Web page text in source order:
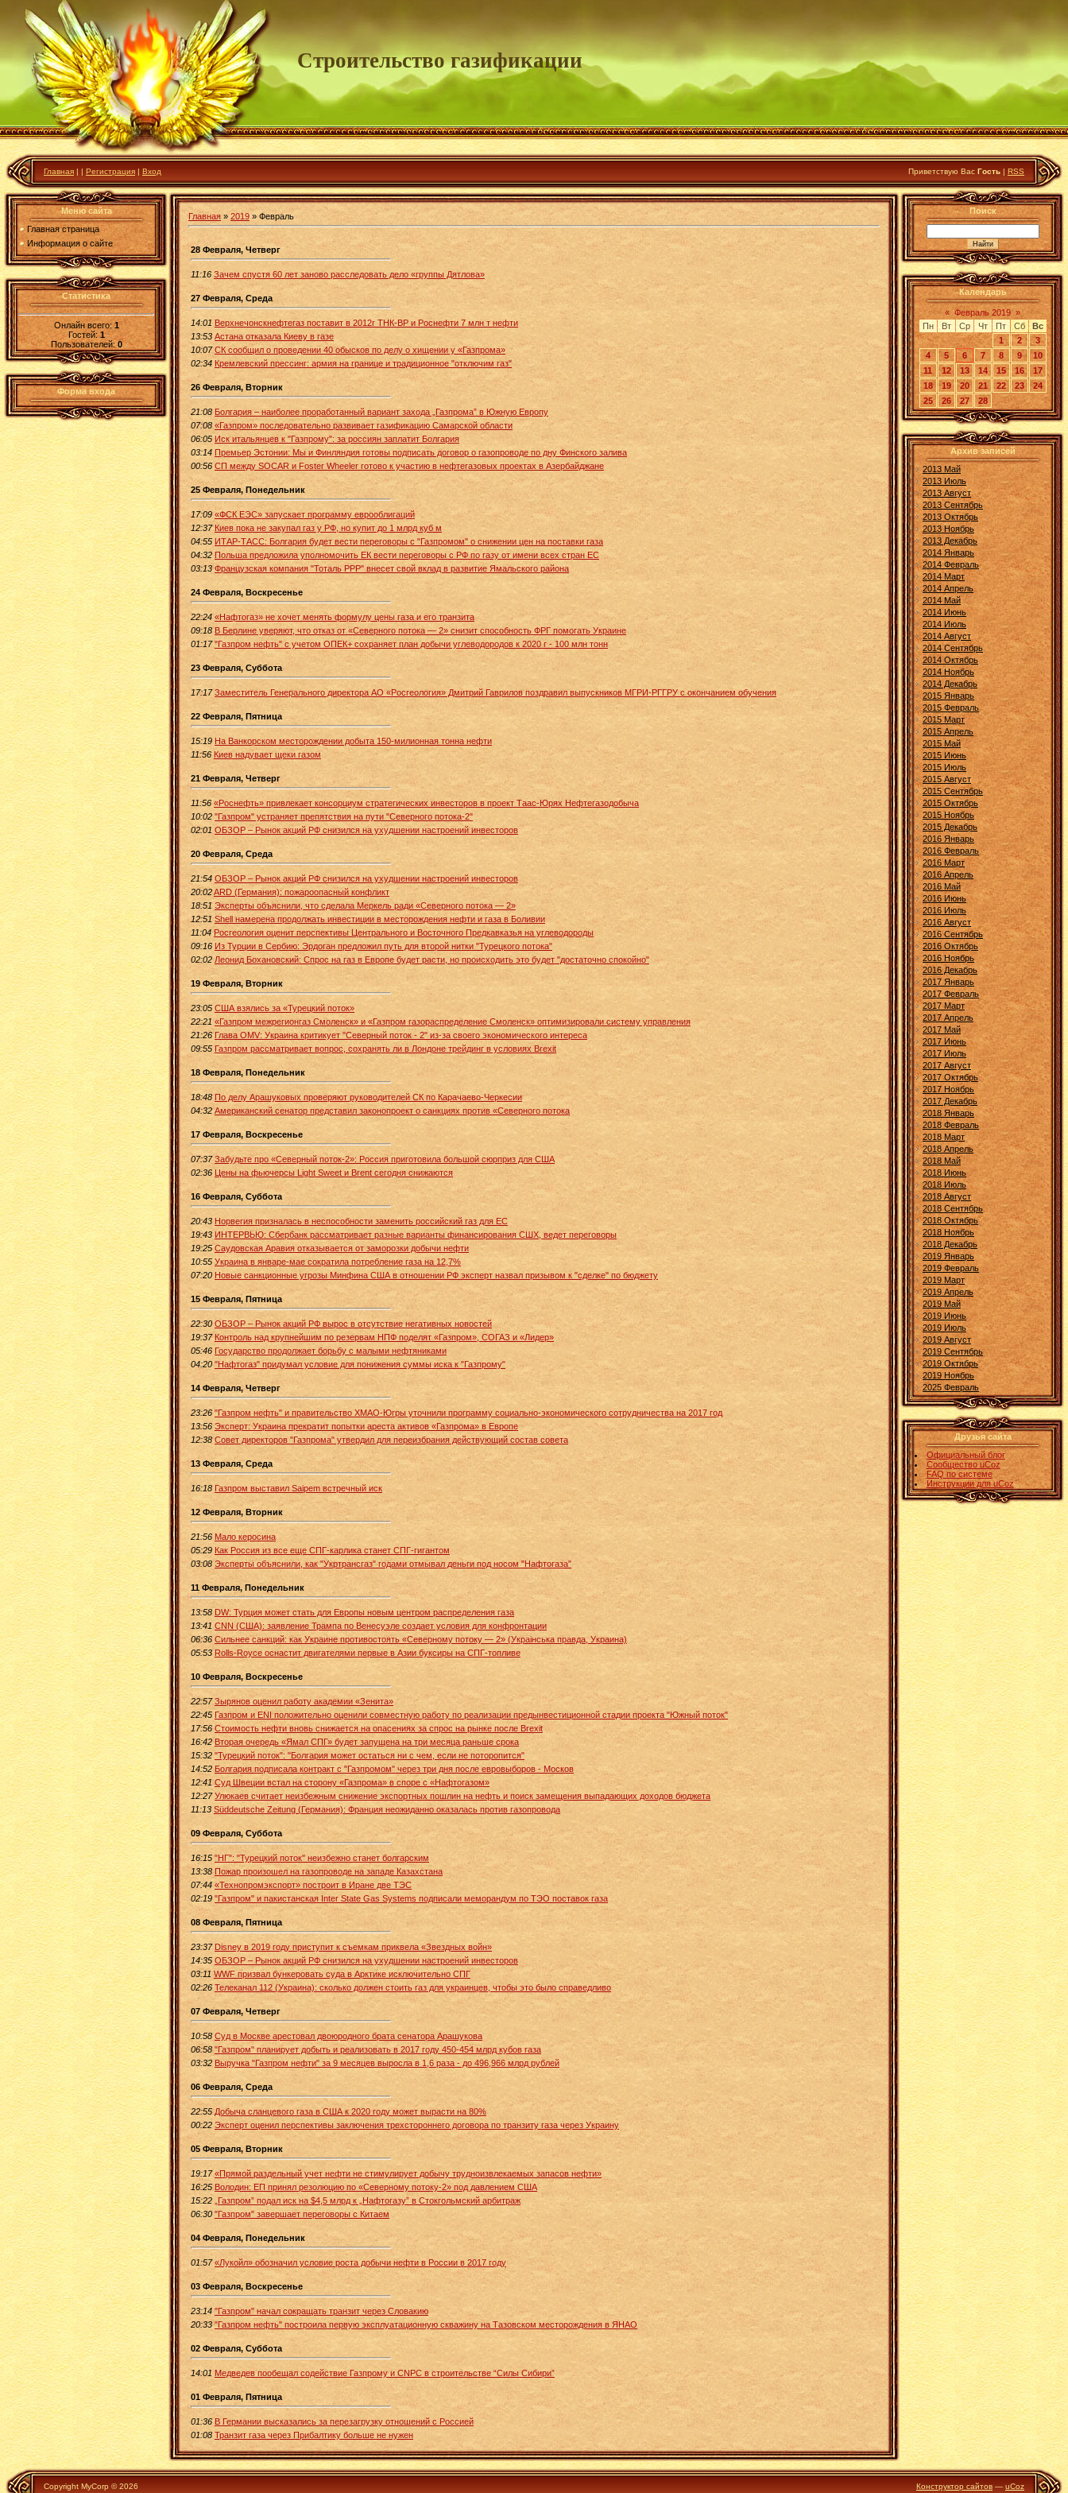
Строительство газификации
Главная | | Регистрация | Вход Приветствую Вас Гость | RSS
Меню сайта
Главная страница
Информация о сайте
Статистика
Онлайн всего:1
Гостей:1
Пользователей: 0
Форма входа
Главная » 2019 » Февраль
28 Февраля, Четверг
11:16 Зачем спустя 60 лет заново расследовать дело «группы Дятлова»
27 Февраля, Среда
14:01 Верхнечонскнефтегаз поставит в 2012г ТНК-ВР и Роснефти 7 млн т нефти
13:53 Астана отказала Киеву в газе
10:07 СК сообщил о проведении 40 обысков по делу о хищении у «Газпрома»
02:34 Кремлевский прессинг: армия на границе и традиционное "отключим газ"
26 Февраля, Вторник
21:08 Болгария – наиболее проработанный вариант захода „Газпрома” в Южную Европу
07:08 «Газпром» последовательно развивает газификацию Самарской области
06:05 Иск итальянцев к "Газпрому": за россиян заплатит Болгария
03:14 Премьер Эстонии: Мы и Финляндия готовы подписать договор о газопроводе по дну Финского залива
00:56 СП между SOCAR и Foster Wheeler готово к участию в нефтегазовых проектах в Азербайджане
25 Февраля, Понедельник
17:09 «ФСК ЕЭС» запускает программу еврооблигаций
12:37 Киев пока не закупал газ у РФ, но купит до 1 млрд куб м
04:55 ИТАР-ТАСС: Болгария будет вести переговоры с "Газпромом" о снижении цен на поставки газа
04:32 Польша предложила уполномочить ЕК вести переговоры с РФ по газу от имени всех стран ЕС
03:13 Французская компания "Тоталь РРР" внесет свой вклад в развитие Ямальского района
24 Февраля, Воскресенье
22:24 «Нафтогаз» не хочет менять формулу цены газа и его транзита
09:18 В Берлине уверяют, что отказ от «Северного потока — 2» снизит способность ФРГ помогать Украине
01:17 "Газпром нефть" с учетом ОПЕК+ сохраняет план добычи углеводородов к 2020 г - 100 млн тонн
23 Февраля, Суббота
17:17 Заместитель Генерального директора АО «Росгеология» Дмитрий Гаврилов поздравил выпускников МГРИ-РГГРУ с окончанием обучения
22 Февраля, Пятница
15:19 На Ванкорском месторождении добыта 150-милионная тонна нефти
11:56 Киев надувает щеки газом
21 Февраля, Четверг
11:56 «Роснефть» привлекает консорциум стратегических инвесторов в проект Таас-Юрях Нефтегазодобыча
10:02 "Газпром" устраняет препятствия на пути "Северного потока-2"
02:01 ОБЗОР – Рынок акций РФ снизился на ухудшении настроений инвесторов
20 Февраля, Среда
21:54 ОБЗОР – Рынок акций РФ снизился на ухудшении настроений инвесторов
20:02ARD (Германия): пожароопасный конфликт
18:51 Эксперты объяснили, что сделала Меркель ради «Северного потока — 2»
12:51 Shell намерена продолжать инвестиции в месторождения нефти и газа в Боливии
11:04 Росгеология оценит перспективы Центрального и Восточного Предкавказья на углеводороды
09:16 Из Турции в Сербию: Эрдоган предложил путь для второй нитки "Турецкого потока"
02:02 Леонид Бохановский: Спрос на газ в Европе будет расти, но происходить это будет "достаточно спокойно"
19 Февраля, Вторник
23:05 США взялись за «Турецкий поток»
22:21 «Газпром межрегионгаз Смоленск» и «Газпром газораспределение Смоленск» оптимизировали систему управления
21:26 Глава OMV: Украина критикует "Северный поток - 2" из-за своего экономического интереса
09:55 Газпром рассматривает вопрос, сохранять ли в Лондоне трейдинг в условиях Brexit
18 Февраля, Понедельник
18:48 По делу Арашуковых проверяют руководителей СК по Карачаево-Черкесии
04:32 Американский сенатор представил законопроект о санкциях против «Северного потока
17 Февраля, Воскресенье
07:37 Забудьте про «Северный поток-2»: Россия приготовила большой сюрприз для США
02:36 Цены на фьючерсы Light Sweet и Brent сегодня снижаются
16 Февраля, Суббота
20:43 Норвегия призналась в неспособности заменить российский газ для ЕС
19:43 ИНТЕРВЬЮ: Сбербанк рассматривает разные варианты финансирования СШХ, ведет переговоры
19:25 Саудовская Аравия отказывается от заморозки добычи нефти
10:55 Украина в январе-мае сократила потребление газа на 12,7%
07:20 Новые санкционные угрозы Минфина США в отношении РФ эксперт назвал призывом к "сделке" по бюджету
15 Февраля, Пятница
22:30 ОБЗОР – Рынок акций РФ вырос в отсутствие негативных новостей
19:37 Контроль над крупнейшим по резервам НПФ поделят «Газпром», СОГАЗ и «Лидер»
05:46 Государство продолжает борьбу с малыми нефтяниками
04:20 "Нафтогаз" придумал условие для понижения суммы иска к "Газпрому"
14 Февраля, Четверг
23:26 "Газпром нефть" и правительство ХМАО-Югры уточнили программу социально-экономического сотрудничества на 2017 год
13:56 Эксперт: Украина прекратит попытки ареста активов «Газпрома» в Европе
12:38 Совет директоров "Газпрома" утвердил для переизбрания действующий состав совета
13 Февраля, Среда
16:18 Газпром выставил Saipem встречный иск
12 Февраля, Вторник
21:56 Мало керосина
05:29 Как Россия из все еще СПГ-карлика станет СПГ-гигантом
03:08 Эксперты объяснили, как "Укртрансгаз" годами отмывал деньги под носом "Нафтогаза"
11 Февраля, Понедельник
13:58 DW: Турция может стать для Европы новым центром распределения газа
13:41 CNN (США): заявление Трампа по Венесуэле создает условия для конфронтации
06:36 Сильнее санкций: как Украине противостоять «Северному потоку — 2» (Украiнська правда, Украина)
05:53 Rolls-Royce оснастит двигателями первые в Азии буксиры на СПГ-топливе
10 Февраля, Воскресенье
22:57 Зырянов оценил работу академии «Зенита»
22:45 Газпром и ENI положительно оценили совместную работу по реализации предынвестиционной стадии проекта "Южный поток"
17:56 Стоимость нефти вновь снижается на опасениях за спрос на рынке после Brexit
16:42 Вторая очередь «Ямал СПГ» будет запущена на три месяца раньше срока
15:32 "Турецкий поток": "Болгария может остаться ни с чем, если не поторопится"
14:52 Болгария подписала контракт с "Газпромом" через три дня после евровыборов - Москов
12:41 Суд Швеции встал на сторону «Газпрома» в споре с «Нафтогазом»
12:27 Улюкаев считает неизбежным снижение экспортных пошлин на нефть и поиск замещения выпадающих доходов бюджета
11:13 Süddeutsche Zeitung (Германия): Франция неожиданно оказалась против газопровода
09 Февраля, Суббота
16:15 "НГ": "Турецкий поток" неизбежно станет болгарским
13:38 Пожар произошел на газопроводе на западе Казахстана
07:44 «Технопромэкспорт» построит в Иране две ТЭС
02:19 "Газпром" и пакистанская Inter State Gas Systems подписали меморандум по ТЭО поставок газа
08 Февраля, Пятница
23:37 Disney в 2019 году приступит к съемкам приквела «Звездных войн»
14:35 ОБЗОР – Рынок акций РФ снизился на ухудшении настроений инвесторов
03:11 WWF призвал бункеровать суда в Арктике исключительно СПГ
02:26 Телеканал 112 (Украина): сколько должен стоить газ для украинцев, чтобы это было справедливо
07 Февраля, Четверг
10:58 Суд в Москве арестовал двоюродного брата сенатора Арашукова
06:58 "Газпром" планирует добыть и реализовать в 2017 году 450-454 млрд кубов газа
03:32 Выручка "Газпром нефти" за 9 месяцев выросла в 1,6 раза - до 496,966 млрд рублей
06 Февраля, Среда
22:55 Добыча сланцевого газа в США к 2020 году может вырасти на 80%
00:22 Эксперт оценил перспективы заключения трехстороннего договора по транзиту газа через Украину
05 Февраля, Вторник
19:17 «Прямой раздельный учет нефти не стимулирует добычу трудноизвлекаемых запасов нефти»
16:25 Володин: ЕП принял резолюцию по «Северному потоку-2» под давлением США
15:22
„Газпром” подал иск на $4,5 млрд к „Нафтогазу” в Стокгольмский арбитраж
06:30 "Газпром" завершает переговоры с Китаем
04 Февраля, Понедельник
01:57 «Лукойл» обозначил условие роста добычи нефти в России в 2017 году
03 Февраля, Воскресенье
23:14 "Газпром" начал сокращать транзит через Словакию
20:33 "Газпром нефть" построила первую эксплуатационную скважину на Тазовском месторождения в ЯНАО
02 Февраля, Суббота
14:01 Медведев пообещал содействие Газпрому и CNPC в строительстве “Силы Сибири”
01 Февраля, Пятница
01:36 В Германии высказались за перезагрузку отношений с Россией
01:08 Транзит газа через Прибалтику больше не нужен
Поиск
Календарь
« Февраль 2019 »
Пн
Вт Ср Чт Пт Сб
Вс
1
2
3
4
5 6 7 8 9
10
11
12 13 14 15 16
17
18
19 20 21 22 23
24
25
26 27 28
Архив записей
2013 Май
2013 Июль
2013 Август
2013 Сентябрь
2013 Октябрь
2013 Ноябрь
2013 Декабрь
2014 Январь
2014 Февраль
2014 Март
2014 Апрель
2014 Май
2014 Июнь
2014 Июль
2014 Август
2014 Сентябрь
2014 Октябрь
2014 Ноябрь
2014 Декабрь
2015 Январь
2015 Февраль
2015 Март
2015 Апрель
2015 Май
2015 Июнь
2015 Июль
2015 Август
2015 Сентябрь
2015 Октябрь
2015 Ноябрь
2015 Декабрь
2016 Январь
2016 Февраль
2016 Март
2016 Апрель
2016 Май
2016 Июнь
2016 Июль
2016 Август
2016 Сентябрь
2016 Октябрь
2016 Ноябрь
2016 Декабрь
2017 Январь
2017 Февраль
2017 Март
2017 Апрель
2017 Май
2017 Июнь
2017 Июль
2017 Август
2017 Октябрь
2017 Ноябрь
2017 Декабрь
2018 Январь
2018 Февраль
2018 Март
2018 Апрель
2018 Май
2018 Июнь
2018 Июль
2018 Август
2018 Сентябрь
2018 Октябрь
2018 Ноябрь
2018 Декабрь
2019 Январь
2019 Февраль
2019 Март
2019 Апрель
2019 Май
2019 Июнь
2019 Июль
2019 Август
2019 Сентябрь
2019 Октябрь
2019 Ноябрь
2025 Февраль
Друзья сайта
Официальный блог
Сообщество uCoz
FAQ по системе
Инструкции для uCoz
Copyright MyCorp © 2026 Конструктор сайтов — uCoz